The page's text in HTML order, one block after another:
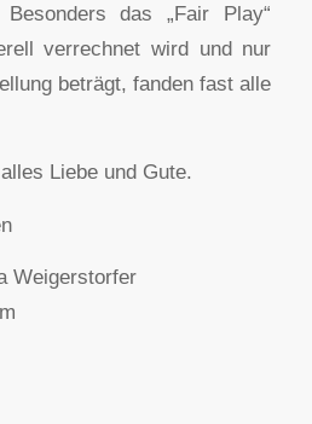
das „Fair Play“
verrechnet wird und nur
beträgt, fanden fast alle
Liebe und Gute.
Weigerstorfer